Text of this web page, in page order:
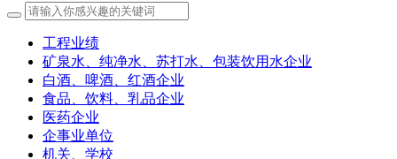
工程业绩
矿泉水、纯净水、苏打水、包装饮用水企业
白酒、啤酒、红酒企业
食品、饮料、乳品企业
医药企业
企事业单位
机关、学校